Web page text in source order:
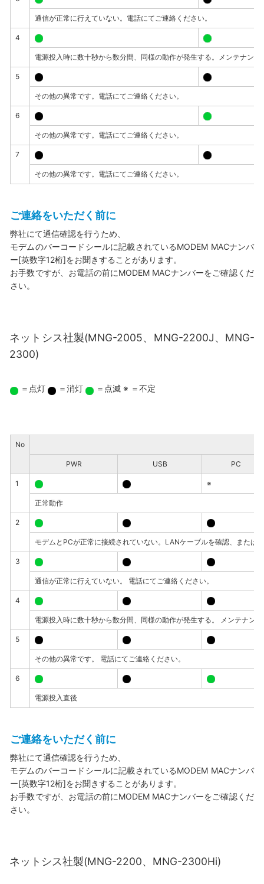
通信が正常に行えていない。電話にてご連絡ください。
4
電源投入時に数十秒から数分間、同様の動作が発生する。メンテナン
5
その他の異常です。電話にてご連絡ください。
6
その他の異常です。電話にてご連絡ください。
7
その他の異常です。電話にてご連絡ください。
ご連絡をいただく前に
弊社にて通信確認を行うため、
モデムのバーコードシールに記載されているMODEM MACナンバ
ー[英数字12桁]をお聞きすることがあります。
お手数ですが、お電話の前にMODEM MACナンバーをご確認くだ
さい。
ネットシス社製(MNG-2005、MNG-2200J、MNG-
2300)
＝点灯 ＝消灯 ＝点滅 ※ ＝不定
No
PWR USB PC
1 ※
正常動作
2
モデムとPCが正常に接続されていない。LANケーブルを確認、また
3
通信が正常に行えていない。 電話にてご連絡ください。
4
電源投入時に数十秒から数分間、同様の動作が発生する。 メンテナン
5
その他の異常です。 電話にてご連絡ください。
6
電源投入直後
ご連絡をいただく前に
弊社にて通信確認を行うため、
モデムのバーコードシールに記載されているMODEM MACナンバ
ー[英数字12桁]をお聞きすることがあります。
お手数ですが、お電話の前にMODEM MACナンバーをご確認くだ
さい。
ネットシス社製(MNG-2200、MNG-2300Hi)